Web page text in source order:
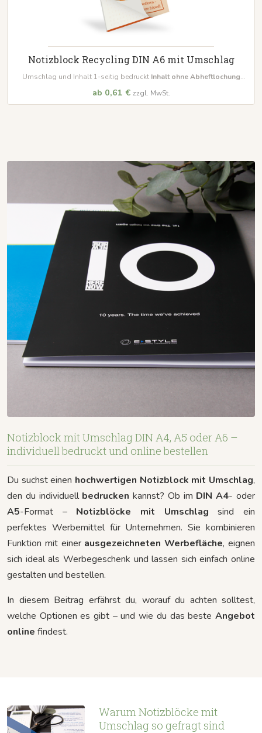
Notizblock Recycling DIN A6 mit Umschlag
Umschlag und Inhalt 1-seitig bedruckt Inhalt ohne Abheftlochung
ab 0,61 € zzgl. MwSt.
Notizblock mit Umschlag DIN A4, A5 oder A6 –
individuell bedruckt und online bestellen
Du suchst einen hochwertigen Notizblock mit Umschlag,
den du individuell bedrucken kannst? Ob im DIN A4- oder
A5-Format – Notizblöcke mit Umschlag sind ein
perfektes Werbemittel für Unternehmen. Sie kombinieren
Funktion mit einer ausgezeichneten Werbefläche, eignen
sich ideal als Werbegeschenk und lassen sich einfach online
gestalten und bestellen.
In diesem Beitrag erfährst du, worauf du achten solltest,
welche Optionen es gibt – und wie du das beste Angebot
online findest.
Warum Notizblöcke mit
Umschlag so gefragt sind